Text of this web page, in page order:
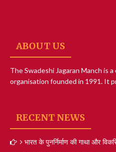
ABOUT US
The Swadeshi Jagaran Manch is
organisation founded in 1991. It
RECENT NEWS
भारत के पुनर्निर्माण की गाथा और